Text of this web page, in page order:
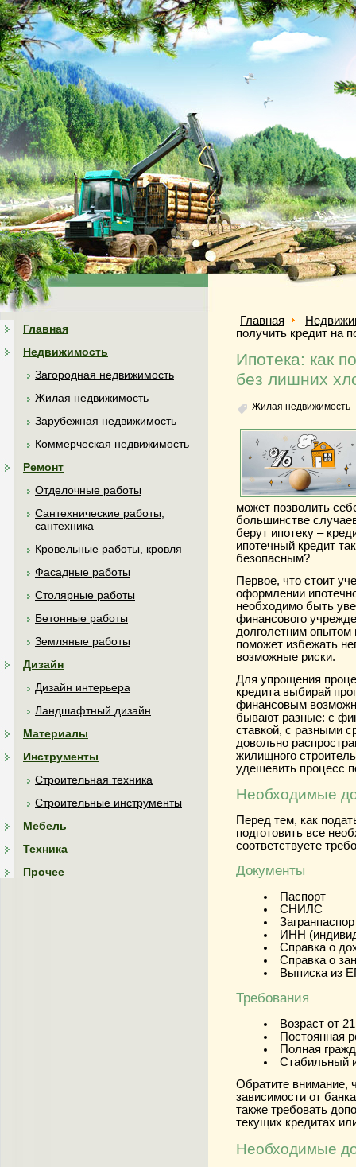
Главная
Недвижимость
Загородная недвижимость
Жилая недвижимость
Зарубежная недвижимость
Коммерческая недвижимость
Ремонт
Отделочные работы
Сантехнические работы,
сантехника
Кровельные работы, кровля
Фасадные работы
Столярные работы
Бетонные работы
Земляные работы
Дизайн
Дизайн интерьера
Ландшафтный дизайн
Материалы
Инструменты
Строительная техника
Строительные инструменты
Мебель
Техника
Прочее
Главная
получить кредит на
Ипотека: как
без лишних
Жилая недвижимость
может позволить
большинстве
берут ипотеку –
ипотечный кредит
безопасным?
Первое, что стоит
оформлении
необходимо быть
финансового
долголетним опытом
поможет избежать
возможные риски.
Для упрощения
кредита выбирай
финансовым
бывают разные: с
ставкой, с разными
довольно
жилищного
удешевить процесс
Необходимые
Перед тем, как
подготовить все
соответствуете
Документы
Паспорт
СНИЛС
ИНН
Справка о
Справка о
Выписка из
Требования
Возраст от
Постоянная
Полная
Стабильный
Обратите внимание,
зависимости от
также требовать
текущих кредитах
Необходимые